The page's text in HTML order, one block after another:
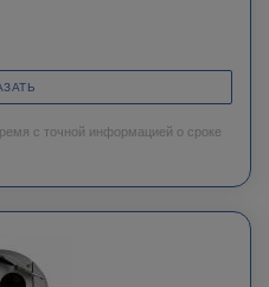
с точной информацией о сроке